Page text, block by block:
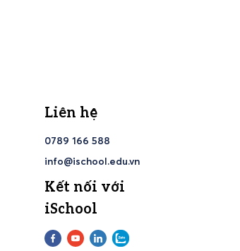
Liên hệ
0789 166 588
info@ischool.edu.vn
Kết nối với
iSchool